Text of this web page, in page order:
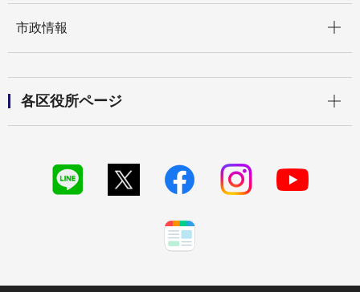
市政情報
各区役所ページ